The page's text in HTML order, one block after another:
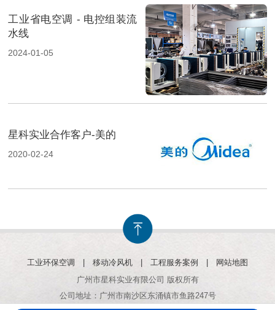
工业省电空调 - 电控组装流
水线
2024-01-05
星科实业合作客户-美的
2020-02-24
工业环保空调 移动冷风机 工程服务案例
网站地图
广州市星科实业有限公司 版权所有
公司地址：广州市南沙区东涌镇市鱼路247号